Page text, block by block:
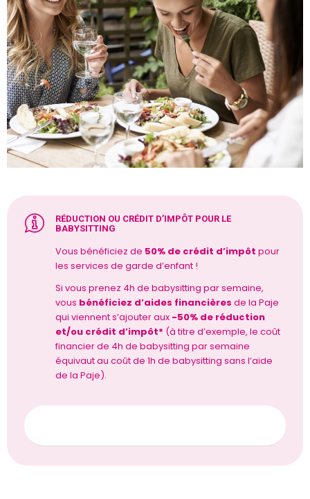
RÉDUCTION OU CRÉDIT D’IMPÔT POUR LE
BABYSITTING
Vous bénéficiez de 50% de crédit d’impôt pour
les services de garde d’enfant !
Si vous prenez 4h de babysitting par semaine,
vous bénéficiez d’aides financières de la Paje
qui viennent s’ajouter aux -50% de réduction
et/ou crédit d’impôt* (à titre d’exemple, le coût
financier de 4h de babysitting par semaine
équivaut au coût de 1h de babysitting sans l’aide
de la Paje).